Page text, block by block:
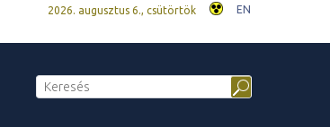
2026. augusztus 6., csütörtök EN